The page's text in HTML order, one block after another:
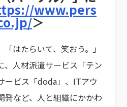
www.pers
＞
はたらいて、笑おう。」
、人材派遣サービス「テン
ービス「doda」、ITアウ
発など、人と組織にかかわ